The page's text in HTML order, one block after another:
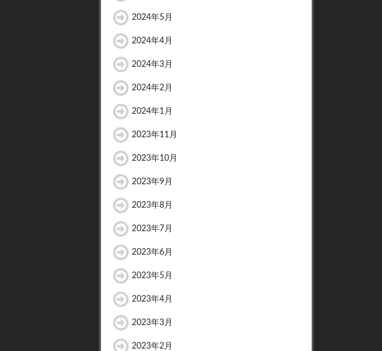
2024年5月
2024年4月
2024年3月
2024年2月
2024年1月
2023年11月
2023年10月
2023年9月
2023年8月
2023年7月
2023年6月
2023年5月
2023年4月
2023年3月
2023年2月